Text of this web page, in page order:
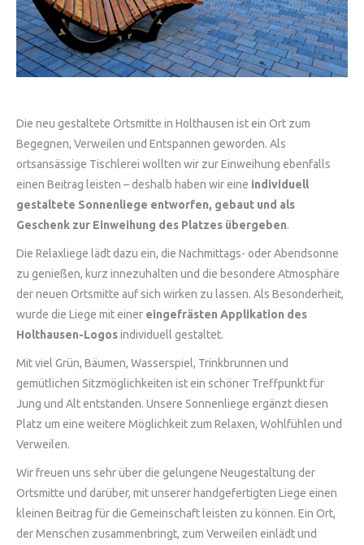
Die neu gestaltete Ortsmitte in Holthausen ist ein Ort zum
Begegnen, Verweilen und Entspannen geworden. Als
ortsansässige Tischlerei wollten wir zur Einweihung ebenfalls
einen Beitrag leisten – deshalb haben wir eine individuell
gestaltete Sonnenliege entworfen, gebaut und als
Geschenk zur Einweihung des Platzes übergeben.
Die Relaxliege lädt dazu ein, die Nachmittags- oder Abendsonne
zu genießen, kurz innezuhalten und die besondere Atmosphäre
der neuen Ortsmitte auf sich wirken zu lassen. Als Besonderheit,
wurde die Liege mit einer eingefrästen Applikation des
Holthausen-Logosindividuell gestaltet.
Mit viel Grün, Bäumen, Wasserspiel, Trinkbrunnen und
gemütlichen Sitzmöglichkeiten ist ein schöner Treffpunkt für
Jung und Alt entstanden. Unsere Sonnenliege ergänzt diesen
Platz um eine weitere Möglichkeit zum Relaxen, Wohlfühlen und
Verweilen.
Wir freuen uns sehr über die gelungene Neugestaltung der
Ortsmitte und darüber, mit unserer handgefertigten Liege einen
kleinen Beitrag für die Gemeinschaft leisten zu können. Ein Ort,
der Menschen zusammenbringt, zum Verweilen einlädt und